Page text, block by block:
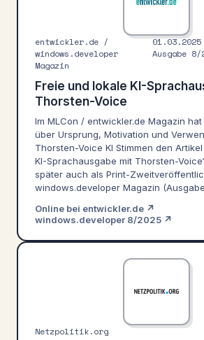
entwickler.de /
windows.developer
Magazin
Ausgabe
Freie und lokale KI-
Thorsten-Voice
Im MLCon / entwickler.de Magazin
über Ursprung, Motivation und
Thorsten-Voice KI Stimmen den
KI-Sprachausgabe mit Thorsten-
später auch als Print-
windows.developer Magazin
Online bei entwickler.de ↗
windows.developer 8/2025 ↗
Netzpolitik.org